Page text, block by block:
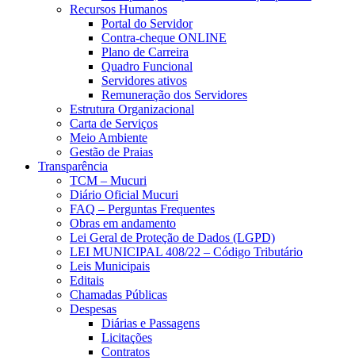
Recursos Humanos
Portal do Servidor
Contra-cheque ONLINE
Plano de Carreira
Quadro Funcional
Servidores ativos
Remuneração dos Servidores
Estrutura Organizacional
Carta de Serviços
Meio Ambiente
Gestão de Praias
Transparência
TCM – Mucuri
Diário Oficial Mucuri
FAQ – Perguntas Frequentes
Obras em andamento
Lei Geral de Proteção de Dados (LGPD)
LEI MUNICIPAL 408/22 – Código Tributário
Leis Municipais
Editais
Chamadas Públicas
Despesas
Diárias e Passagens
Licitações
Contratos